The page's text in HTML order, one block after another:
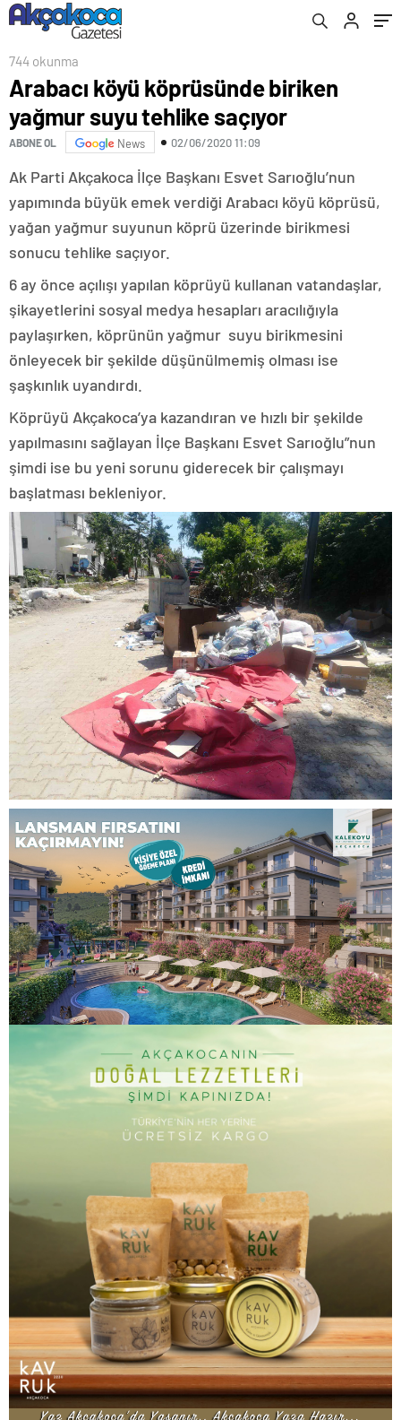
744 okunma
Arabacı köyü köprüsünde biriken
yağmur suyu tehlike saçıyor
ABONE OL News 02/06/2020 11:09
Ak Parti Akçakoca İlçe Başkanı Esvet Sarıoğlu’nun
yapımında büyük emek verdiği Arabacı köyü köprüsü,
yağan yağmur suyunun köprü üzerinde birikmesi
sonucu tehlike saçıyor.
6 ay önce açılışı yapılan köprüyü kullanan vatandaşlar,
şikayetlerini sosyal medya hesapları aracılığıyla
paylaşırken, köprünün yağmur suyu birikmesini
önleyecek bir şekilde düşünülmemiş olması ise
şaşkınlık uyandırdı.
Köprüyü Akçakoca’ya kazandıran ve hızlı bir şekilde
yapılmasını sağlayan İlçe Başkanı Esvet Sarıoğlu”nun
şimdi ise bu yeni sorunu giderecek bir çalışmayı
başlatması bekleniyor.